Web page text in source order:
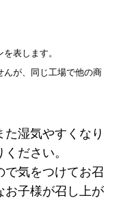
表します。
んが、同じ工場で他の商
湿気やすくなり
ださい。
気をつけてお召
お子様が召し上が